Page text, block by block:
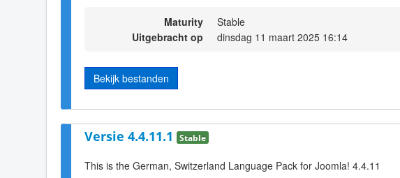
Maturity
Stable
Uitgebracht op
dinsdag 11 maart 2025 16:14
Bekijk bestanden
Versie 4.4.11.1 Stable
This is the German, Switzerland Language Pack for Joomla! 4.4.11